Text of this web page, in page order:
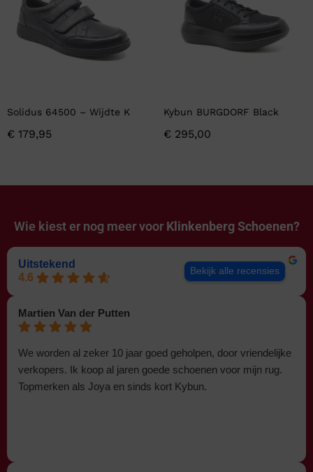
Solidus 64500 – Wijdte K
€ 179,95
Kybun BURGDORF Black
€ 295,00
Wie kiest er nog meer voor Klinkenberg Schoenen?
Uitstekend
4.6
Bekijk alle recensies
Martien Van der Putten
We worden al zeker 10 jaar goed geholpen, door vriendelijke
verkopers. Ik koop al jaren goede schoenen voor mijn rug.
Topmerken als Joya en sinds kort Kybun.